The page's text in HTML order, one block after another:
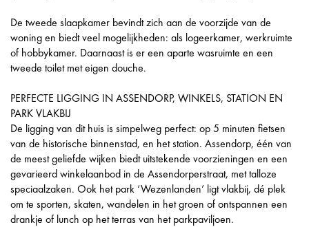
De tweede slaapkamer bevindt zich aan de voorzijde van de
woning en biedt veel mogelijkheden: als logeerkamer, werkruimte
of hobbykamer. Daarnaast is er een aparte wasruimte en een
tweede toilet met eigen douche.
PERFECTE LIGGING IN ASSENDORP, WINKELS, STATION EN
PARK VLAKBIJ
De ligging van dit huis is simpelweg perfect: op 5 minuten fietsen
van de historische binnenstad, en het station. Assendorp, één van
de meest geliefde wijken biedt uitstekende voorzieningen en een
gevarieerd winkelaanbod in de Assendorperstraat, met talloze
speciaalzaken. Ook het park ‘Wezenlanden’ ligt vlakbij, dé plek
om te sporten, skaten, wandelen in het groen of ontspannen een
drankje of lunch op het terras van het parkpaviljoen.